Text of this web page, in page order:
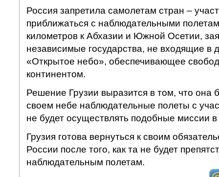
Россия запретила самолетам стран –
приближаться с наблюдательными
километров к Абхазии и Южной Осетии,
независимые государства, не входящие в
«Открытое небо», обеспечивающее
континентом.
Решение Грузии выразится в том, что она
своем небе наблюдательные полеты с
не будет осуществлять подобные
Грузия готова вернуться к своим
России после того, как та не будет
наблюдательным полетам.